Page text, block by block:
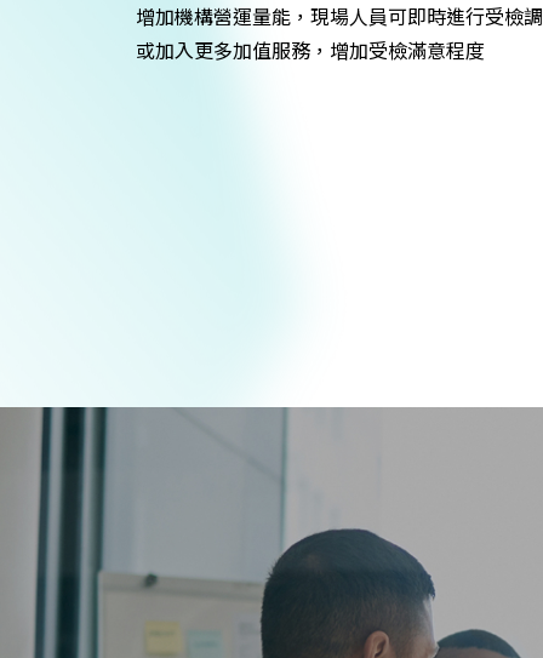
增加機構營運量能，現場人員可即時進行受檢
或加入更多加值服務，增加受檢滿意程度